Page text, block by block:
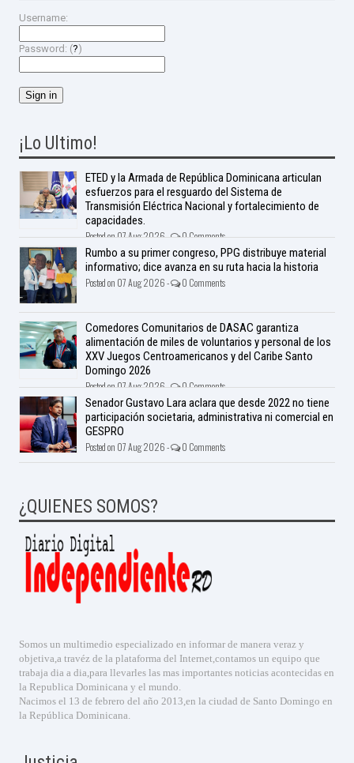
Username:
Password: (?)
¡Lo Ultimo!
ETED y la Armada de República Dominicana articulan
esfuerzos para el resguardo del Sistema de
Transmisión Eléctrica Nacional y fortalecimiento de
capacidades.
Posted on 07 Aug 2026 - 0 Comments
Rumbo a su primer congreso, PPG distribuye material
informativo; dice avanza en su ruta hacia la historia
Posted on 07 Aug 2026 - 0 Comments
Comedores Comunitarios de DASAC garantiza
alimentación de miles de voluntarios y personal de los
XXV Juegos Centroamericanos y del Caribe Santo
Domingo 2026
Posted on 07 Aug 2026 - 0 Comments
Senador Gustavo Lara aclara que desde 2022 no tiene
participación societaria, administrativa ni comercial en
GESPRO
Posted on 07 Aug 2026 - 0 Comments
¿QUIENES SOMOS?
Somos un multimedio especializado en informar de manera veraz y
objetiva,a travéz de la plataforma del Internet,contamos un equipo que
trabaja dia a dia,para llevarles las mas importantes noticias acontecidas en
la Republica Dominicana y el mundo.
Nacimos el 13 de febrero del año 2013,en la ciudad de Santo Domingo en
la República Dominicana.